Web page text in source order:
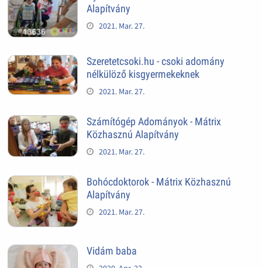
Alapítvány
2021. Mar. 27.
Szeretetcsoki.hu - csoki adomány
nélkülöző kisgyermekeknek
2021. Mar. 27.
Számítógép Adományok - Mátrix
Közhasznú Alapítvány
2021. Mar. 27.
Bohócdoktorok - Mátrix Közhasznú
Alapítvány
2021. Mar. 27.
Vidám baba